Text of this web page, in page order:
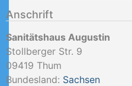
Anschrift
Sanitätshaus Augustin
Stollberger Str. 9
09419 Thum
Bundesland: Sachsen